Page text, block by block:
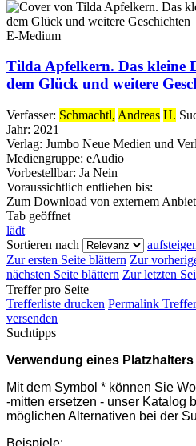
E-Medium
Tilda Apfelkern. Das kleine
dem Glück und weitere
Verfasser: Schmachtl, Andreas H.
Jahr: 2021
Verlag: Jumbo Neue Medien und
Mediengruppe: eAudio
Vorbestellbar: Ja Nein
Voraussichtlich entliehen bis:
Zum Download von externem
Tab geöffnet
lädt
Sortieren nach
Zur ersten Seite blättern Zur
nächsten Seite blättern Zur letzten
Treffer pro Seite
Trefferliste drucken Permalink
versenden
Suchtipps
Verwendung eines Platzhalters
Mit dem Symbol * können Sie
-mitten ersetzen - unser Katalog
möglichen Alternativen bei der